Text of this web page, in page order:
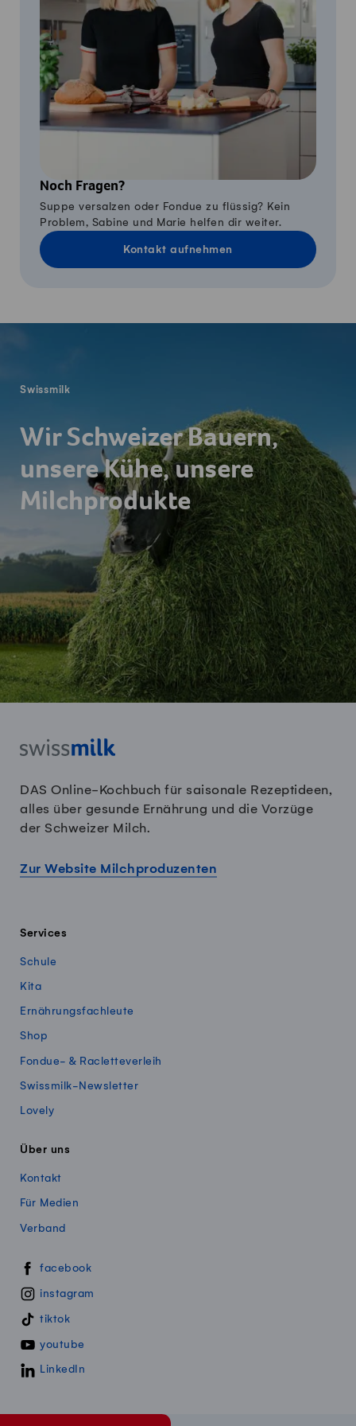
Noch Fragen?
Suppe versalzen oder Fondue zu flüssig? Kein
Problem, Sabine und Marie helfen dir weiter.
Kontakt aufnehmen
Swissmilk
Wir Schweizer Bauern,
unsere Kühe, unsere
Milchprodukte
DAS Online-Kochbuch für saisonale Rezeptideen,
alles über gesunde Ernährung und die Vorzüge
der Schweizer Milch.
Zur Website Milchproduzenten
Services
Schule
Kita
Ernährungsfachleute
Shop
Fondue- & Racletteverleih
Swissmilk-Newsletter
Lovely
Über uns
Kontakt
Für Medien
Verband
Swissmillk auf Social Media
facebook
instagram
tiktok
youtube
LinkedIn